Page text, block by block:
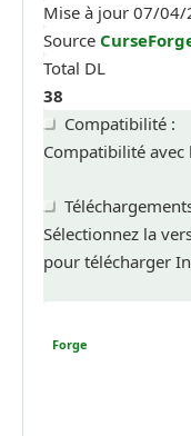
Mise à jour 07/04/
Source
Total DL
38
Compatibilité :
Compatibilité avec
Sélectionnez la
pour télécharger
Forge